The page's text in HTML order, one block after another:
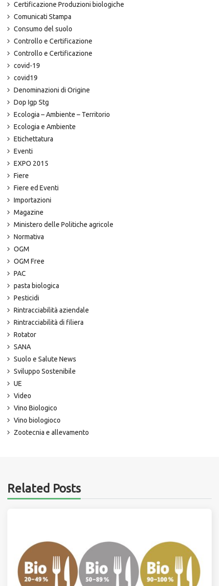
Certificazione Produzioni biologiche
Comunicati Stampa
Consumo del suolo
Controllo e Certificazione
Controllo e Certificazione
covid-19
covid19
Denominazioni di Origine
Dop Igp Stg
Ecologia – Ambiente – Territorio
Ecologia e Ambiente
Etichettatura
Eventi
EXPO 2015
Fiere
Fiere ed Eventi
Importazioni
Magazine
Ministero delle Politiche agricole
Normativa
OGM
OGM Free
PAC
pasta biologica
Pesticidi
Rintracciabilità aziendale
Rintracciabilità di filiera
Rotator
SANA
Suolo e Salute News
Sviluppo Sostenibile
UE
Video
Vino Biologico
Vino biologioco
Zootecnia e allevamento
Related Posts